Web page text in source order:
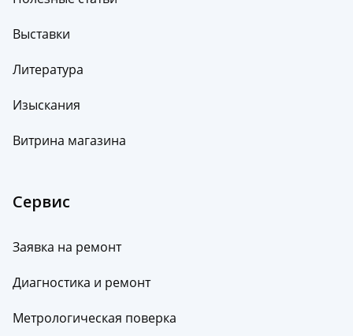
Выставки
Литература
Изыскания
Витрина магазина
Сервис
Заявка на ремонт
Диагностика и ремонт
Метрологическая поверка